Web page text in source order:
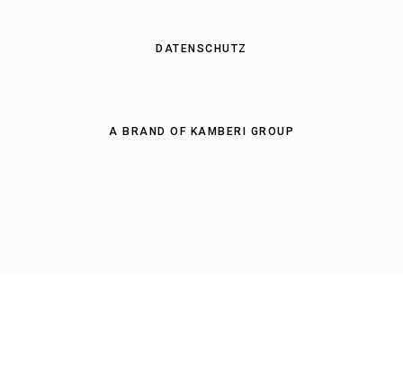
DATENSCHUTZ
A BRAND OF KAMBERI GROUP